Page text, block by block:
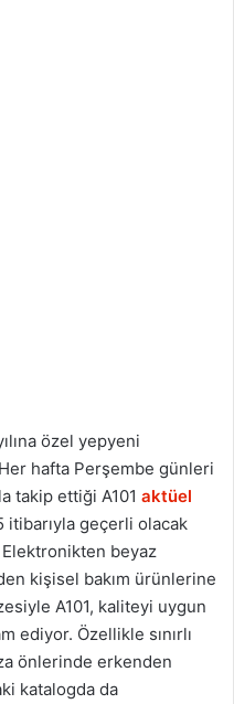
özel yepyeni
hafta Perşembe günleri
takip ettiği A101 aktüel
itibarıyla geçerli olacak
beyaz
kişisel bakım ürünlerine
A101, kaliteyi uygun
ediyor. Özellikle sınırlı
önlerinde erkenden
katalogda da